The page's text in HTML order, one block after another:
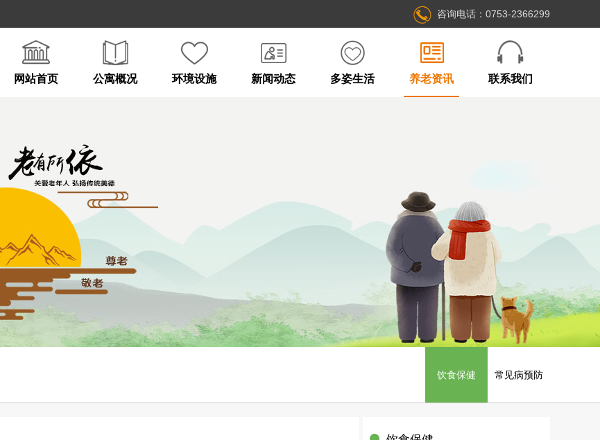
咨询电话：0753-2366299
网站首页 公寓概况 环境设施 新闻动态 多姿生活 养老资讯 联系我们
饮食保健 常见病预防